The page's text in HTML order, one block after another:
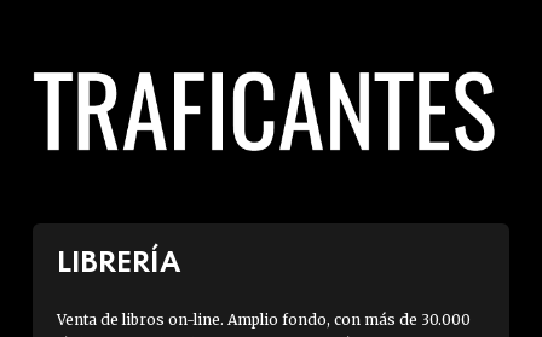
LIBRERÍA
Venta de libros on-line. Amplio fondo, con más de 30.000